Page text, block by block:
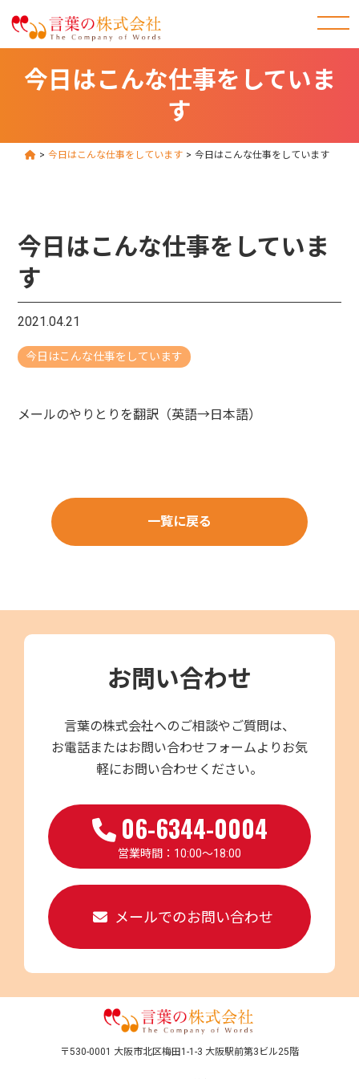
今日はこんな仕事をしていま
す
> 今日はこんな仕事をしています > 今日はこんな仕事をしています
今日はこんな仕事をしていま
す
2021.04.21
今日はこんな仕事をしています
メールのやりとりを翻訳（英語→日本語）
一覧に戻る
お問い合わせ
言葉の株式会社へのご相談やご質問は、
お電話またはお問い合わせフォームよりお気
軽にお問い合わせください。
06-6344-0004
営業時間：10:00～18:00
メールでのお問い合わせ
〒530-0001 大阪市北区梅田1-1-3 大阪駅前第3ビル25階